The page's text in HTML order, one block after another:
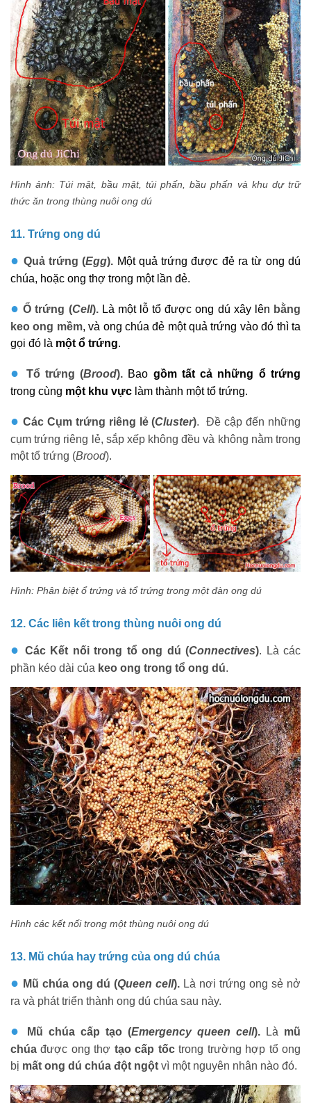
Hình ảnh: Túi mật, bầu mật, túi phấn, bầu phấn và khu dự trữ
thức ăn trong thùng nuôi ong dú
11. Trứng ong dú
● Quả trứng (Egg). Một quả trứng được đẻ ra từ ong dú
chúa, hoặc ong thợ trong một lần đẻ.
● Ổ trứng (Cell).Là một lỗ tổ được ong dú xây lên bằng
keo ong mềm, và ong chúa đẻ một quả trứng vào đó thì ta
gọi đó là một ổ trứng.
● Tổ trứng (Brood). Bao gồm tất cả những ổ trứng
trong cùng một khu vực làm thành một tổ trứng.
● Các Cụm trứng riêng lẻ (Cluster). Đề cập đến những
cụm trứng riêng lẻ, sắp xếp không đều và không nằm trong
một tổ trứng (Brood).
Hình: Phân biệt ổ trứng và tổ trứng trong một đàn ong dú
12. Các liên kết trong thùng nuôi ong dú
● Các Kết nối trong tổ ong dú (Connectives). Là các
phần kéo dài của keo ong trong tổ ong dú.
Hình các kết nối trong một thùng nuôi ong dú
13. Mũ chúa hay trứng của ong dú chúa
● Mũ chúa ong dú (Queen cell). Là nơi trứng ong sẻ nở
ra và phát triển thành ong dú chúa sau này.
● Mũ chúa cấp tạo (Emergency queen cell). Là mũ
chúa được ong thợ tạo cấp tốctrong trường hợp tổ ong
bị mất ong dú chúa đột ngột vì một nguyên nhân nào đó.